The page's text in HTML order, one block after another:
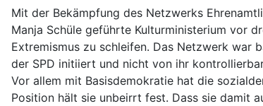
Mit der Bekämpfung des Netzwerks
Manja Schüle geführte Kulturministerium vor
Extremismus zu schleifen. Das Netzwerk war
der SPD initiiert und nicht von ihr
Vor allem mit Basisdemokratie hat die
Position hält sie unbeirrt fest. Dass sie damit